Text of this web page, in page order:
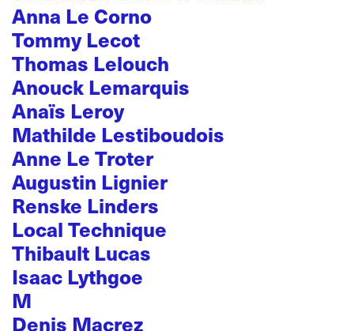
Anna Le Corno
Tommy Lecot
Thomas Lelouch
Anouck Lemarquis
Anaïs Leroy
Mathilde Lestiboudois
Anne Le Troter
Augustin Lignier
Renske Linders
Local Technique
Thibault Lucas
Isaac Lythgoe
M
Denis Macrez